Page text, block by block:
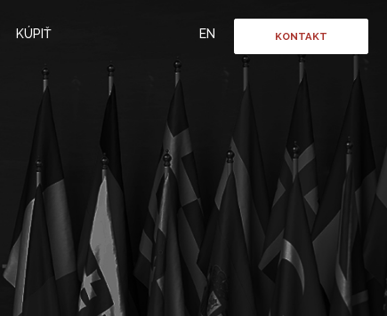
KONTAKT
EN
KÚPIŤ